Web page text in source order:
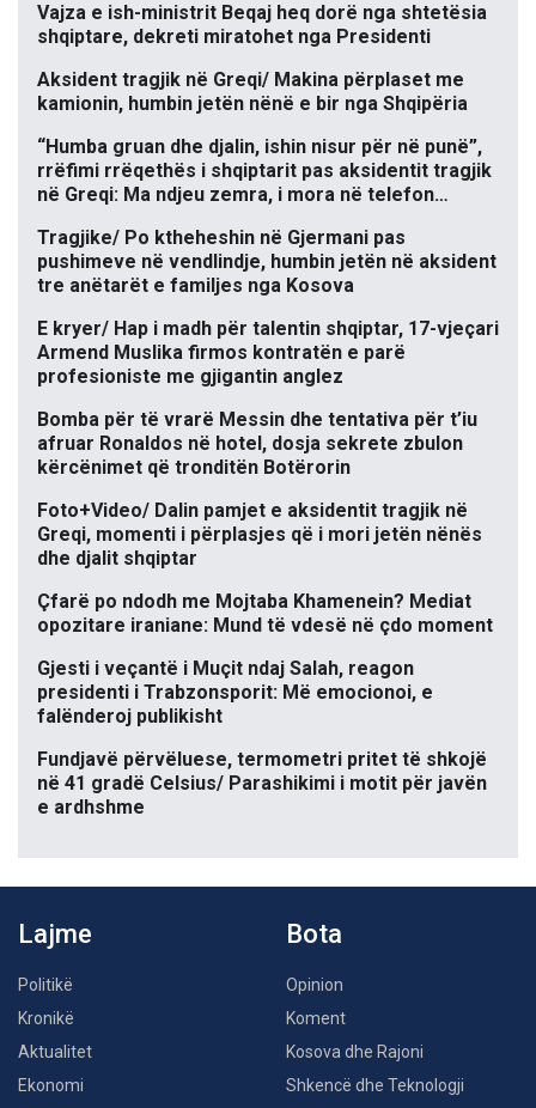
Vajza e ish-ministrit Beqaj heq dorë nga shtetësia
shqiptare, dekreti miratohet nga Presidenti
Aksident tragjik në Greqi/ Makina përplaset me
kamionin, humbin jetën nënë e bir nga Shqipëria
“Humba gruan dhe djalin, ishin nisur për në punë”,
rrëfimi rrëqethës i shqiptarit pas aksidentit tragjik
në Greqi: Ma ndjeu zemra, i mora në telefon…
Tragjike/ Po ktheheshin në Gjermani pas
pushimeve në vendlindje, humbin jetën në aksident
tre anëtarët e familjes nga Kosova
E kryer/ Hap i madh për talentin shqiptar, 17-vjeçari
Armend Muslika firmos kontratën e parë
profesioniste me gjigantin anglez
Bomba për të vrarë Messin dhe tentativa për t’iu
afruar Ronaldos në hotel, dosja sekrete zbulon
kërcënimet që tronditën Botërorin
Foto+Video/ Dalin pamjet e aksidentit tragjik në
Greqi, momenti i përplasjes që i mori jetën nënës
dhe djalit shqiptar
Çfarë po ndodh me Mojtaba Khamenein? Mediat
opozitare iraniane: Mund të vdesë në çdo moment
Gjesti i veçantë i Muçit ndaj Salah, reagon
presidenti i Trabzonsporit: Më emocionoi, e
falënderoj publikisht
Fundjavë përvëluese, termometri pritet të shkojë
në 41 gradë Celsius/ Parashikimi i motit për javën
e ardhshme
Lajme
Politikë
Kronikë
Aktualitet
Ekonomi
Bota
Opinion
Koment
Kosova dhe Rajoni
Shkencë dhe Teknologji